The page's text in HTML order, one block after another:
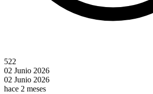
522
02 Junio 2026
02 Junio 2026
hace 2 meses